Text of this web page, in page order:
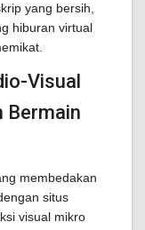
yang bersih,
hiburan virtual
Visual
Bermain
membedakan
situs
visual mikro